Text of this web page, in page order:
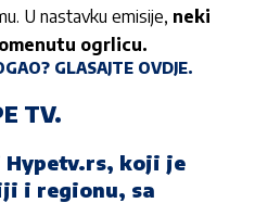
U nastavku emisije, neki
ogrlicu.
GLASAJTE OVDJE.
TV.
Hypetv.rs, koji je
i regionu, sa